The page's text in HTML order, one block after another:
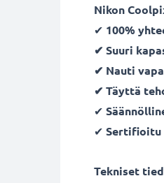
Nikon
✔ 100%
✔ Suuri
✔ Nauti
✔ Täyttä
✔
✔ Sertifioitu
Tekniset